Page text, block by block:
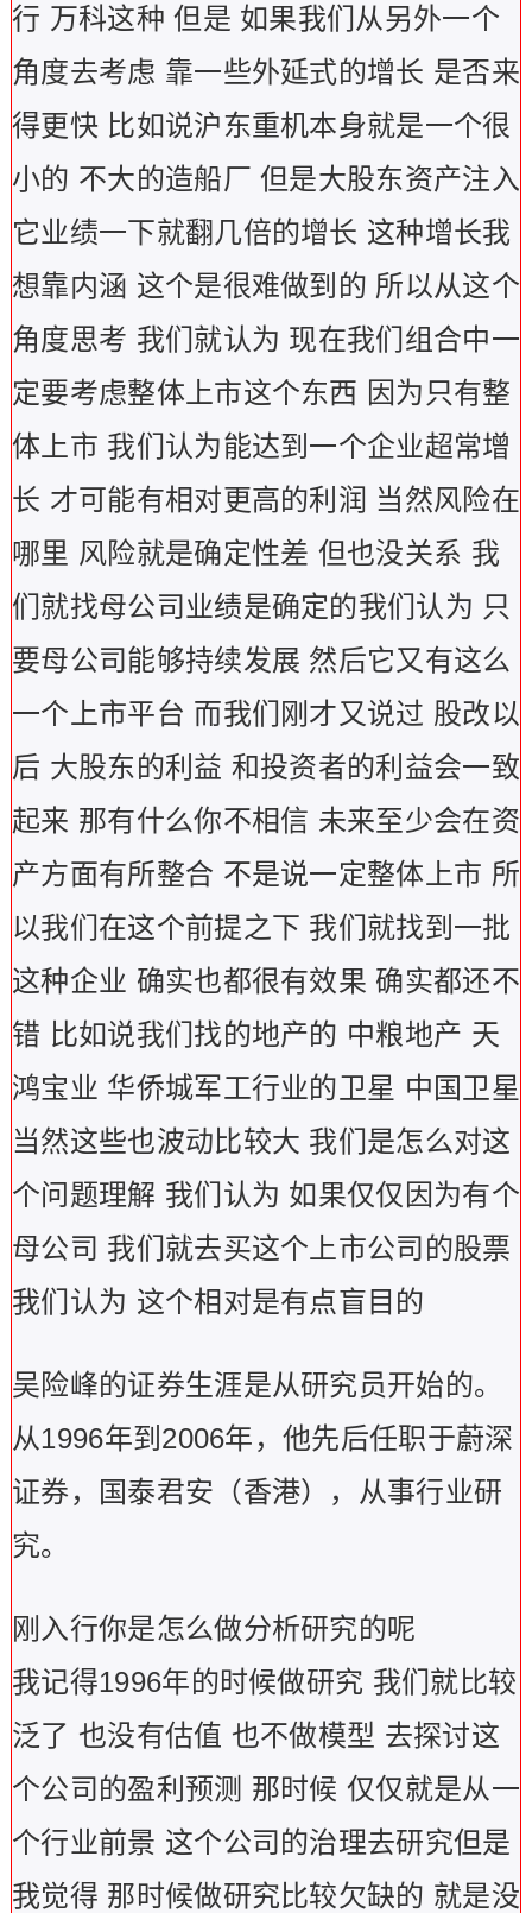
行 万科这种 但是 如果我们从另外一个
角度去考虑 靠一些外延式的增长 是否来
得更快 比如说沪东重机本身就是一个很
小的 不大的造船厂 但是大股东资产注入
它业绩一下就翻几倍的增长 这种增长我
想靠内涵 这个是很难做到的 所以从这个
角度思考 我们就认为 现在我们组合中一
定要考虑整体上市这个东西 因为只有整
体上市 我们认为能达到一个企业超常增
长 才可能有相对更高的利润 当然风险在
哪里 风险就是确定性差 但也没关系 我
们就找母公司业绩是确定的我们认为 只
要母公司能够持续发展 然后它又有这么
一个上市平台 而我们刚才又说过 股改以
后 大股东的利益 和投资者的利益会一致
起来 那有什么你不相信 未来至少会在资
产方面有所整合 不是说一定整体上市 所
以我们在这个前提之下 我们就找到一批
这种企业 确实也都很有效果 确实都还不
错 比如说我们找的地产的 中粮地产 天
鸿宝业 华侨城军工行业的卫星 中国卫星
当然这些也波动比较大 我们是怎么对这
个问题理解 我们认为 如果仅仅因为有个
母公司 我们就去买这个上市公司的股票
我们认为 这个相对是有点盲目的
吴险峰的证券生涯是从研究员开始的。
从1996年到2006年，他先后任职于蔚深
证券，国泰君安（香港），从事行业研
究。
刚入行你是怎么做分析研究的呢
我记得1996年的时候做研究 我们就比较
泛了 也没有估值 也不做模型 去探讨这
个公司的盈利预测 那时候 仅仅就是从一
个行业前景 这个公司的治理去研究但是
我觉得 那时候做研究比较欠缺的 就是没